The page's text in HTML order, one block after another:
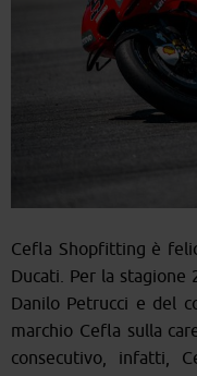
Cefla Shopfitting è
Ducati. Per la stagione
Danilo Petrucci e del
marchio Cefla sulla
consecutivo, infatti,